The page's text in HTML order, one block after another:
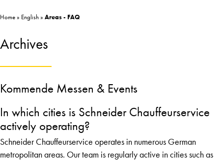
Home» English» Areas - FAQ
Archives
Kommende Messen & Events
In which cities is Schneider Chauffeurservice
actively operating?
Schneider Chauffeurservice operates in numerous German
metropolitan areas. Our team is regularly active in cities such as